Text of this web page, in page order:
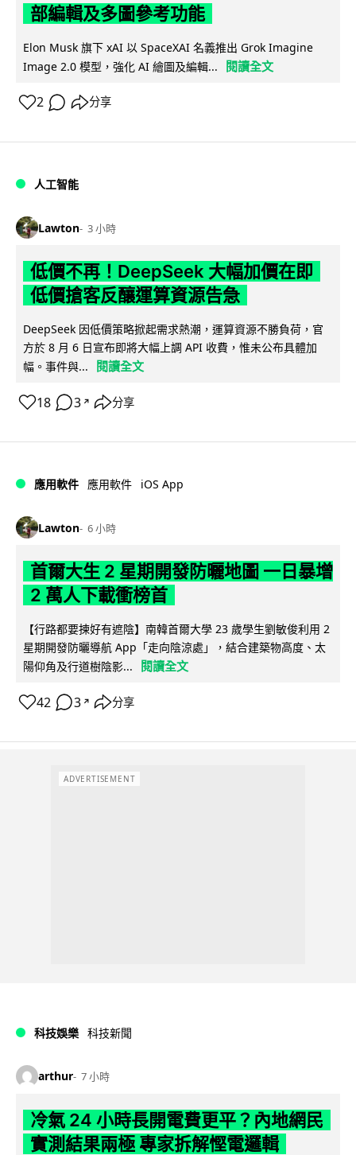
部編輯及多圖參考功能
Elon Musk 旗下 xAI 以 SpaceXAI 名義推出 Grok Imagine
Image 2.0 模型，強化 AI 繪圖及編輯...
閱讀全文
2 分享
人工智能
Lawton 3 小時
低價不再！DeepSeek 大幅加價在即
低價搶客反釀運算資源告急
DeepSeek 因低價策略掀起需求熱潮，運算資源不勝負荷，官
方於 8 月 6 日宣布即將大幅上調 API 收費，惟未公布具體加
幅。事件與...
閱讀全文
18 3 ↗ 分享
應用軟件 應用軟件 iOS App
Lawton 6 小時
首爾大生 2 星期開發防曬地圖 一日暴增
2 萬人下載衝榜首
【行路都要揀好有遮陰】南韓首爾大學 23 歲學生劉敏俊利用 2
星期開發防曬導航 App「走向陰涼處」，結合建築物高度、太
陽仰角及行道樹陰影...
閱讀全文
42 3 ↗ 分享
ADVERTISEMENT
科技娛樂 科技新聞
arthur 7 小時
冷氣 24 小時長開電費更平？內地網民
實測結果兩極 專家拆解慳電邏輯